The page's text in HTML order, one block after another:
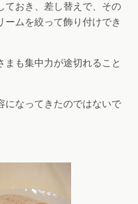
ておき、差し替えで、その
ムを絞って飾り付けでき
も集中力が途切れること
になってきたのではないで